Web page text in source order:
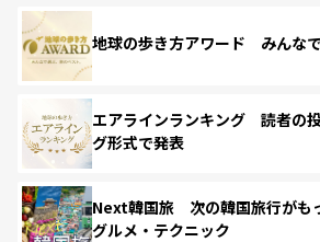
地球の歩き方アワード みんなで
エアラインランキング 読者の
グ形式で発表
Next韓国旅 次の韓国旅行がも
グルメ・テクニック